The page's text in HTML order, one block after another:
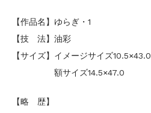
【作品名】ゆらぎ・1
【技 法】油彩
【サイズ】イメージサイズ10.5×43.0
額サイズ14.5×47.0
【略 歴】